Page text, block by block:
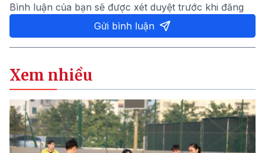
Bình luận của bạn sẽ được xét duyệt trước khi đăng
Gửi bình luận
Xem nhiều